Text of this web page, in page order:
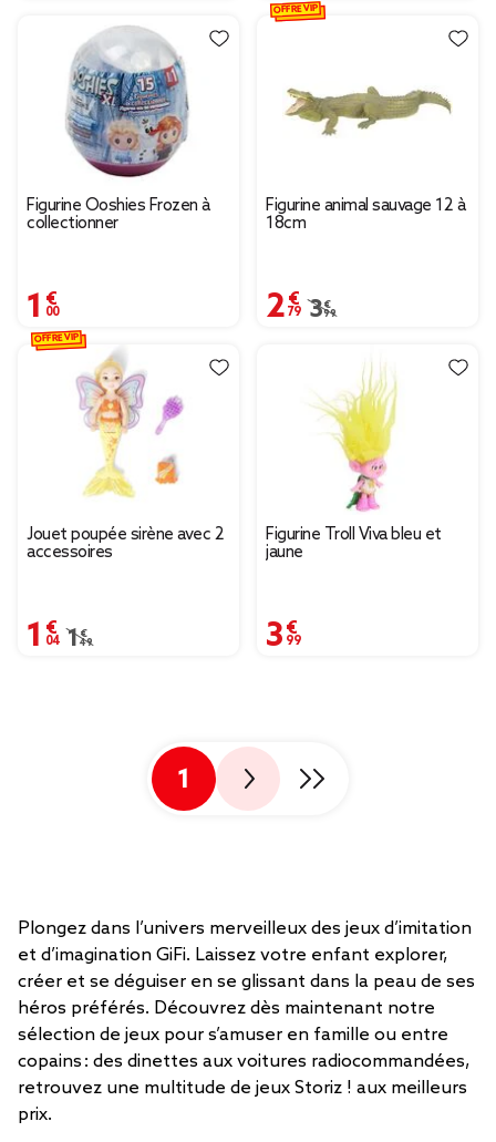
Figurine Ooshies Frozen à
collectionner
1,00 €
Figurine animal sauvage 12 à
18cm
2,79 €
Prix remisé de 3,99 €
3,99 €
OFFRE VIP
Jouet poupée sirène avec 2
accessoires
1,04 €
Prix remisé de 1,49 € à 1,04 €
1,49 €
OFFRE VIP
Figurine Troll Viva bleu et
jaune
3,99 €
1
Plongez dans l’univers merveilleux des jeux d’imitation
et d’imagination GiFi. Laissez votre enfant explorer,
créer et se déguiser en se glissant dans la peau de ses
héros préférés. Découvrez dès maintenant notre
sélection de jeux pour s’amuser en famille ou entre
copains : des dinettes aux voitures radiocommandées,
retrouvez une multitude de jeux Storiz ! aux meilleurs
prix.